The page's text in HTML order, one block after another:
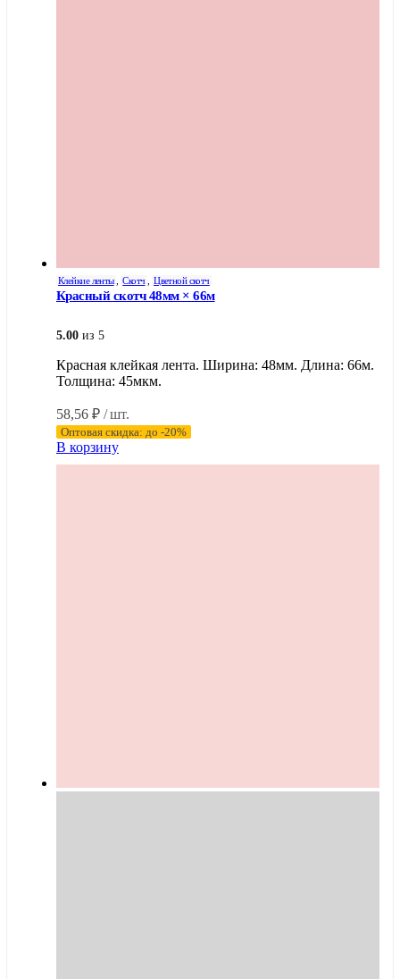
Клейкие ленты, Скотч , Цветной скотч
Красный скотч 48мм × 66м
5.00 из 5
Красная клейкая лента. Ширина: 48мм. Длина: 66м.
Толщина: 45мкм.
58,56 ₽ / шт.
Оптовая скидка: до -20%
В корзину